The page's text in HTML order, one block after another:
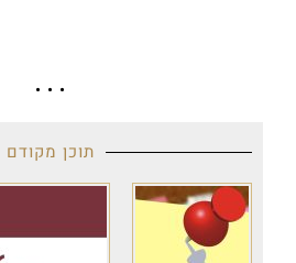
• • •
תוכן מקודם